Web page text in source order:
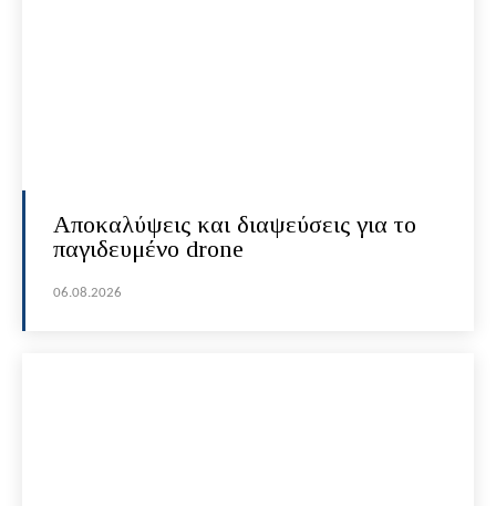
Αποκαλύψεις και διαψεύσεις για το
παγιδευμένο drone
06.08.2026